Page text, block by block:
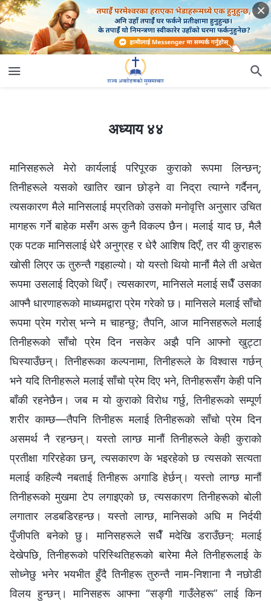
अध्याय ४४
मानिसहरूले मेरो कार्यलाई परिपूरक कुराको रूपमा लिन्छन्;
तिनीहरूले यसको खातिर खान छोड्ने वा निद्रा त्याग्‍ने गर्दैनन्,
त्यसकारण मैले मानिसलाई मप्रतिको उसको मनोवृत्ति अनुसार उचित
मागहरू गर्ने बाहेक मसँग अरू कुनै विकल्‍प छैन। मलाई याद छ, मैलै
एक पटक मानिसलाई धेरै अनुग्रह र धेरै आशिष दिएँ, तर यी कुराहरू
खोसी लिएर ऊ तुरुन्तै गइहाल्यो। यो यस्तो थियो मानौं मैले ती अचेत
रूपमा उसलाई दिएको थिएँ। त्यसकारण, मानिसले मलाई सधैँ उसका
आफ्‍नै धारणाहरूको माध्यमद्वारा प्रेम गरेको छ। मानिसले मलाई साँचो
रूपमा प्रेम गरोस् भन्‍ने म चाहन्छु; तैपनि, आज मानिसहरूले मलाई
तिनीहरूको साँचो प्रेम दिन नसकेर अझै पनि आफ्‍नो खुट्टा
घिस्याउँछन्। तिनीहरूका कल्‍पनामा, तिनीहरूले के विश्‍वास गर्छन्
भने यदि तिनीहरूले मलाई साँचो प्रेम दिए भने, तिनीहरूसँग केही पनि
बाँकी रहनेछैन। जब म यो कुराको विरोध गर्छु, तिनीहरूको सम्पूर्ण
शरीर काम्छ—तैपनि तिनीहरू मलाई तिनीहरूको साँचो प्रेम दिन
असमर्थ नै रहन्छन्। यस्तो लाग्छ मानौं तिनीहरूले केही कुराको
प्रतीक्षा गरिरहेका छन्, त्यसकारण के भइरहेको छ त्यसको सत्यता
मलाई कहिल्यै नबताई तिनीहरू अगाडि हेर्छन्। यस्तो लाग्छ मानौं
तिनीहरूको मुखमा टेप लगाइएको छ, त्यसकारण तिनीहरूको बोली
लगातार लडबडिरहन्छ। यस्तो लाग्छ, मानिसको अघि म निर्दयी
पुँजीपति बनेको छु। मानिसहरूले सधैँ मदेखि डराउँछन्: मलाई
देखेपछि, तिनीहरूको परिस्‍थितिहरूको बारेमा मैले तिनीहरूलाई के
सोध्‍नेछु भनेर भयभीत हुँदै तिनीहरू तुरुन्तै नाम-निशाना नै नछोडी
विलय हुन्छन्। मानिसहरू आफ्‍ना “सङ्गी गाउँलेहरू” लाई किन